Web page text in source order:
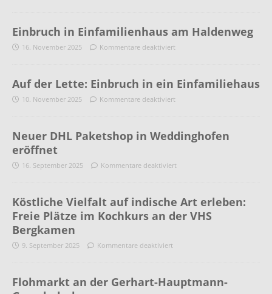
Einbruch in Einfamilienhaus am Haldenweg
16. November 2025 Kommentare deaktiviert
Auf der Lette: Einbruch in ein Einfamiliehaus
10. November 2025 Kommentare deaktiviert
Neuer DHL Paketshop in Weddinghofen
eröffnet
16. September 2025 Kommentare deaktiviert
Köstliche Vielfalt auf indische Art erleben:
Freie Plätze im Kochkurs an der VHS
Bergkamen
9. September 2025 Kommentare deaktiviert
Flohmarkt an der Gerhart-Hauptmann-